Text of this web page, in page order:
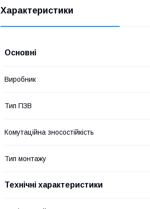
Характеристики
Основні
Виробник
Тип ПЗВ
Комутаційна зносостійкість
Тип монтажу
Технічні характеристики